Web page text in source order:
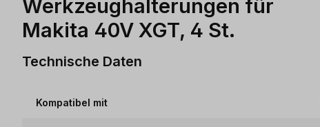
Werkzeughalterungen für
Makita 40V XGT, 4 St.
Technische Daten
Kompatibel mit